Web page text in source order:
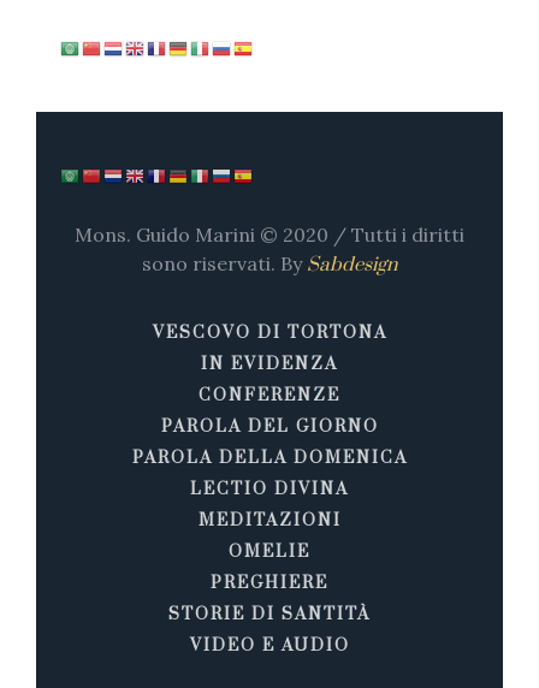
Mons. Guido Marini © 2020 / Tutti i diritti
sono riservati. By Sabdesign
VESCOVO DI TORTONA
IN EVIDENZA
CONFERENZE
PAROLA DEL GIORNO
PAROLA DELLA DOMENICA
LECTIO DIVINA
MEDITAZIONI
OMELIE
PREGHIERE
STORIE DI SANTITÀ
VIDEO E AUDIO